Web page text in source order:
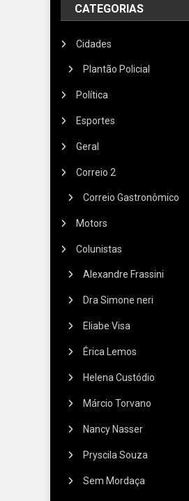
CATEGORIAS
Cidades
Plantão Policial
Política
Esportes
Geral
Correio 2
Correio Gastronômico
Motors
Colunistas
Alexandre Frassini
Dra Simone neri
Eliabe Visa
Érica Lemos
Helena Custódio
Márcio Torvano
Nancy Nasser
Pryscila Souza
Sem Mordaça